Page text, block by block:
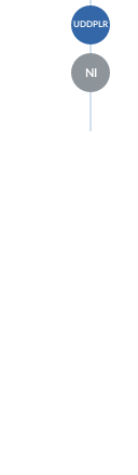
Libertés,
Outre-
mer
et
du
groupe
Gauche
et
Accéder
à la
page
du
groupe
droites
UDDPLR
Accéder
à la
page
groupe
NI